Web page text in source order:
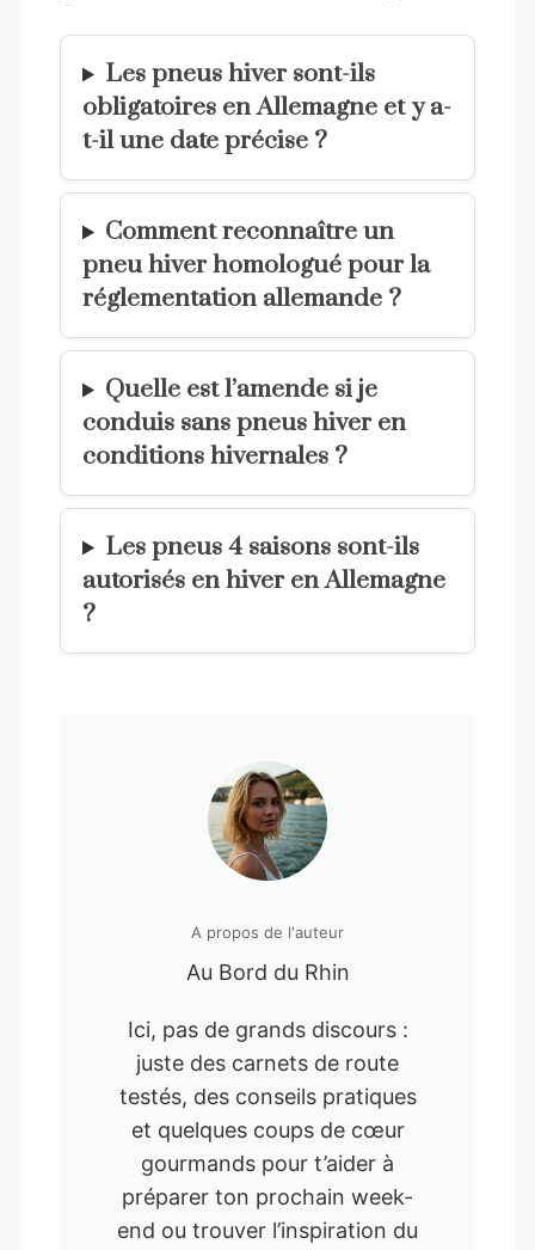
Les pneus hiver sont-ils
obligatoires en Allemagne et y a-
t-il une date précise ?
Comment reconnaître un
pneu hiver homologué pour la
réglementation allemande ?
Quelle est l’amende si je
conduis sans pneus hiver en
conditions hivernales ?
Les pneus 4 saisons sont-ils
autorisés en hiver en Allemagne
?
A propos de l'auteur
Au Bord du Rhin
Ici, pas de grands discours :
juste des carnets de route
testés, des conseils pratiques
et quelques coups de cœur
gourmands pour t’aider à
préparer ton prochain week-
end ou trouver l’inspiration du